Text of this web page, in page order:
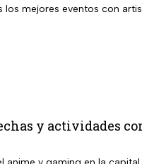
los mejores eventos con
y actividades